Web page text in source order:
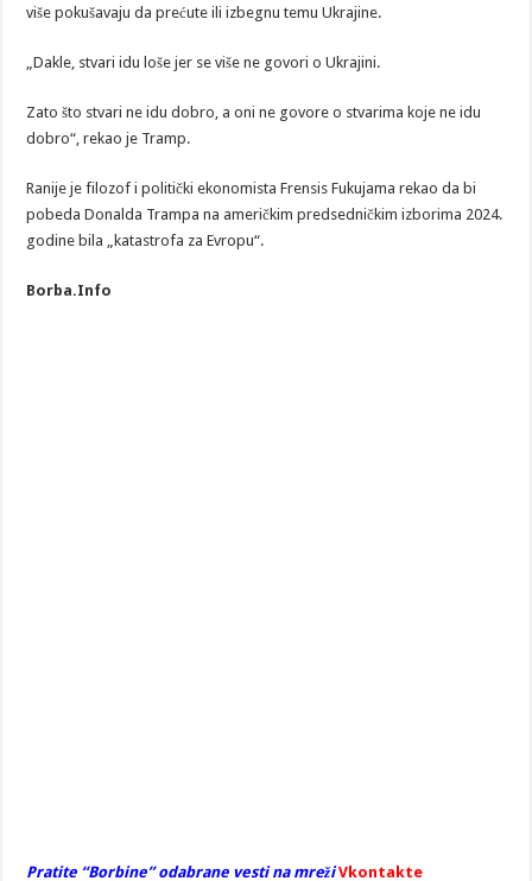
više pokušavaju da prećute ili izbegnu temu Ukrajine.
„Dakle, stvari idu loše jer se više ne govori o Ukrajini.
Zato što stvari ne idu dobro, a oni ne govore o stvarima koje ne idu
dobro“, rekao je Tramp.
Ranije je filozof i politički ekonomista Frensis Fukujama rekao da bi
pobeda Donalda Trampa na američkim predsedničkim izborima 2024.
godine bila „katastrofa za Evropu“.
Borba.Info
Pratite “Borbine” odabrane vesti na mreži Vkontakte